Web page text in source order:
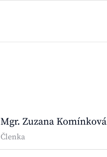
Mgr. Zuzana Komínková
Členka